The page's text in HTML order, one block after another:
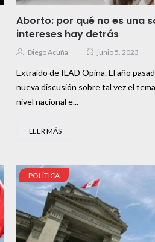
Aborto: por qué no es una
intereses hay detrás
Diego Acuña junio 5, 2023
Extraído de ILAD Opina. El año
nueva discusión sobre tal vez el
nivel nacional e...
LEER MÁS
POLÍTICA